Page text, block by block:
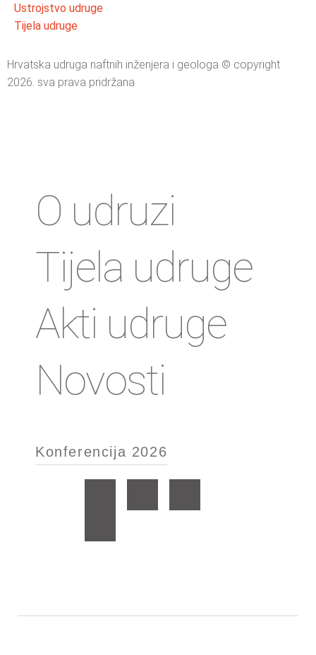
Ustrojstvo udruge
Tijela udruge
Hrvatska udruga naftnih inženjera i geologa © copyright
2026. sva prava pridržana
O udruzi
Tijela udruge
Akti udruge
Novosti
Konferencija 2026